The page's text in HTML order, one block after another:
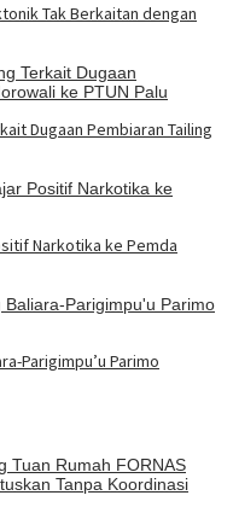
Tak Berkaitan dengan
Dugaan Pembiaran Tailing
Narkotika ke Pemda
Parigimpu’u Parimo